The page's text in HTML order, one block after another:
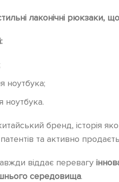
лаконічні рюкзаки, що
ноутбука;
ноутбука.
бренд, історія
та активно
віддає перевагу
середовища.